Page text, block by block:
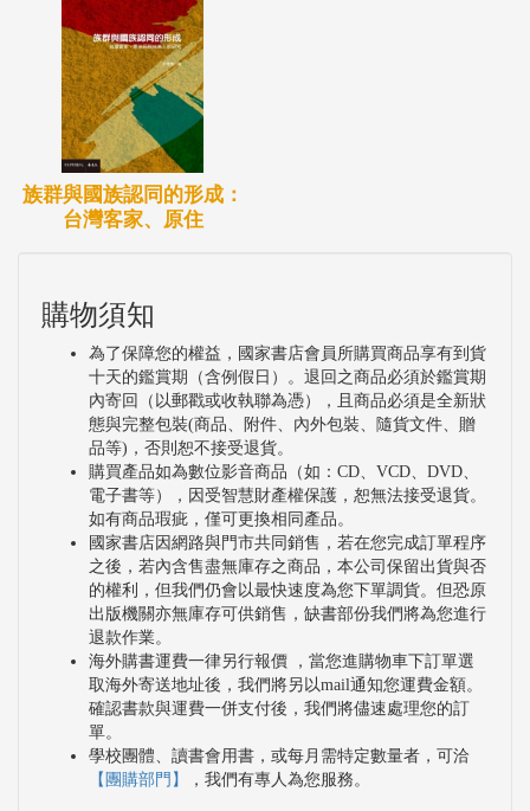
族群與國族認同的形成：
台灣客家、原住
購物須知
為了保障您的權益，國家書店會員所購買商品享有到貨
十天的鑑賞期（含例假日）。退回之商品必須於鑑賞期
內寄回（以郵戳或收執聯為憑），且商品必須是全新狀
態與完整包裝(商品、附件、內外包裝、隨貨文件、贈
品等)，否則恕不接受退貨。
購買產品如為數位影音商品（如：CD、VCD、DVD、
電子書等），因受智慧財產權保護，恕無法接受退貨。
如有商品瑕疵，僅可更換相同產品。
國家書店因網路與門市共同銷售，若在您完成訂單程序
之後，若內含售盡無庫存之商品，本公司保留出貨與否
的權利，但我們仍會以最快速度為您下單調貨。但恐原
出版機關亦無庫存可供銷售，缺書部份我們將為您進行
退款作業。
海外購書運費一律另行報價 ，當您進購物車下訂單選
取海外寄送地址後，我們將另以mail通知您運費金額。
確認書款與運費一併支付後，我們將儘速處理您的訂
單。
學校團體、讀書會用書，或每月需特定數量者，可洽
【團購部門】
，我們有專人為您服務。